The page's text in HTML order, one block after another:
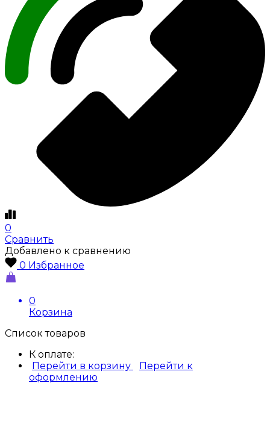
0
Сравнить
Добавлено к сравнению
0 Избранное
0
Корзина
Список товаров
К оплате:
Перейти в корзину
Перейти к
оформлению